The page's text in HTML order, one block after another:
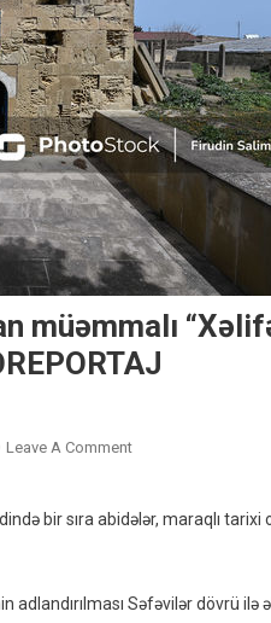
müəmmalı
Leave A CommentOn
Məzar
“Xəlifə
bir sıra abidələr, maraqlı
adlandırılması Səfəvilər dövrü